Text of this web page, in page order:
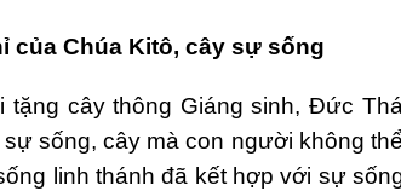
của Chúa Kitô, cây sự sống
tặng cây thông Giáng sinh, Đức
sự sống, cây mà con người không
linh thánh đã kết hợp với sự